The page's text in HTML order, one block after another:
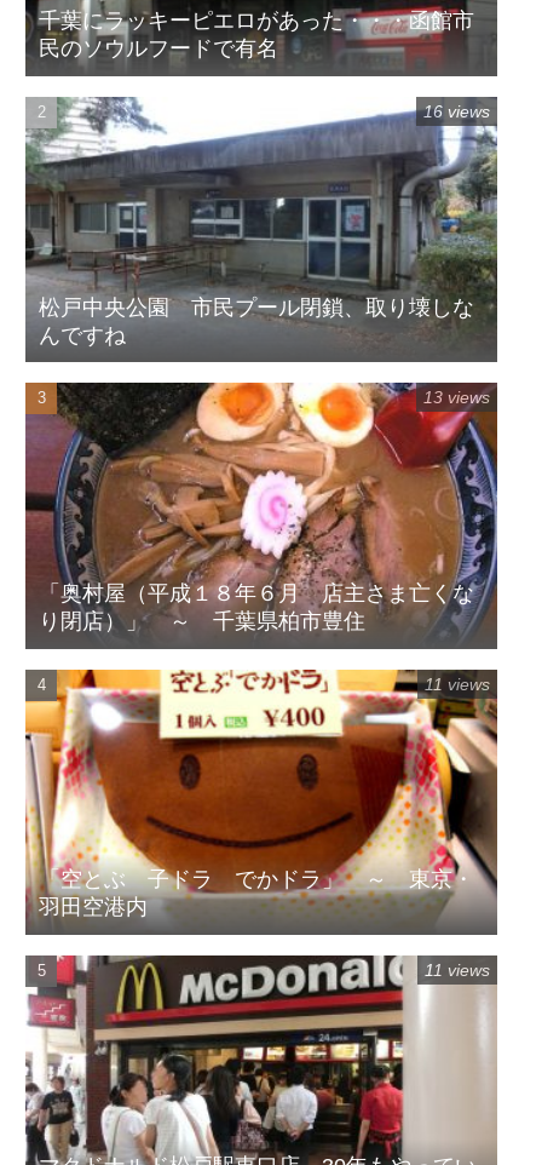
千葉にラッキーピエロがあった・・・函館市
民のソウルフードで有名
松戸中央公園 市民プール閉鎖、取り壊しな
んですね
16 views
「奥村屋（平成１８年６月 店主さま亡くな
り閉店）」 ～ 千葉県柏市豊住
13 views
「空とぶ 子ドラ でかドラ」 ～ 東京・
羽田空港内
11 views
11 views